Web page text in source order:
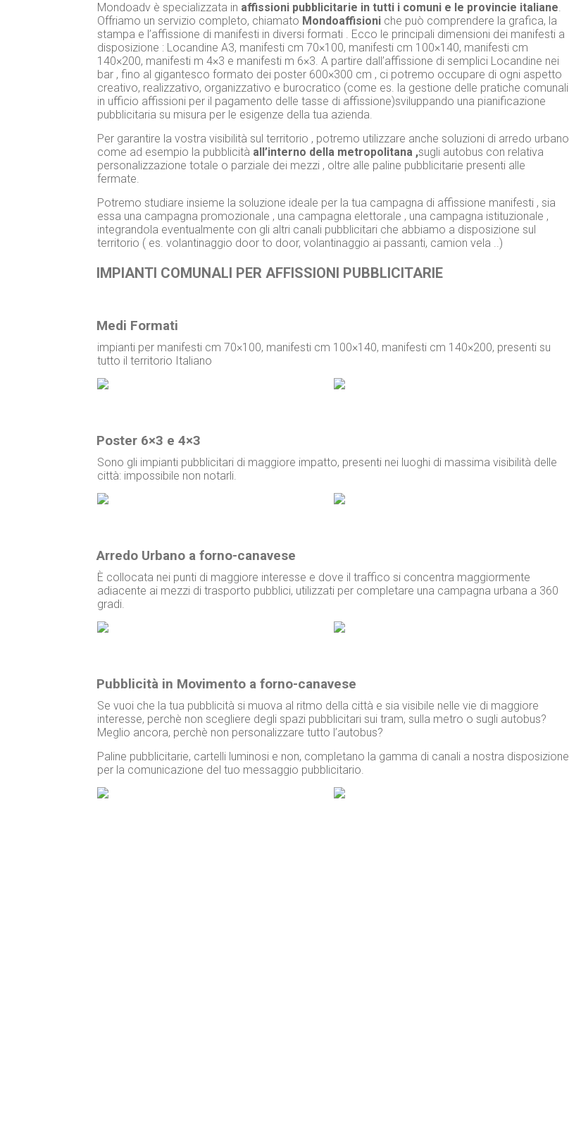
Mondoadv è specializzata in affissioni pubblicitarie in tutti i comuni e le provincie italiane.
Offriamo un servizio completo, chiamato Mondoaffisioni che può comprendere la grafica, la
stampa e l’affissione di manifesti in diversi formati . Ecco le principali dimensioni dei manifesti a
disposizione : Locandine A3, manifesti cm 70×100, manifesti cm 100×140, manifesti cm
140×200, manifesti m 4×3 e manifesti m 6×3. A partire dall’affissione di semplici Locandine nei
bar , fino al gigantesco formato dei poster 600×300 cm , ci potremo occupare di ogni aspetto
creativo, realizzativo, organizzativo e burocratico (come es. la gestione delle pratiche comunali
in ufficio affissioni per il pagamento delle tasse di affissione)sviluppando una pianificazione
pubblicitaria su misura per le esigenze della tua azienda.
Per garantire la vostra visibilità sul territorio , potremo utilizzare anche soluzioni di arredo urbano
come ad esempio la pubblicità all’interno della metropolitana ,sugli autobus con relativa
personalizzazione totale o parziale dei mezzi , oltre alle paline pubblicitarie presenti alle
fermate.
Potremo studiare insieme la soluzione ideale per la tua campagna di affissione manifesti , sia
essa una campagna promozionale , una campagna elettorale , una campagna istituzionale ,
integrandola eventualmente con gli altri canali pubblicitari che abbiamo a disposizione sul
territorio ( es. volantinaggio door to door, volantinaggio ai passanti, camion vela ..)
IMPIANTI COMUNALI PER AFFISSIONI PUBBLICITARIE
Medi Formati
impianti per manifesti cm 70×100, manifesti cm 100×140, manifesti cm 140×200, presenti su
tutto il territorio Italiano
Poster 6×3 e 4×3
Sono gli impianti pubblicitari di maggiore impatto, presenti nei luoghi di massima visibilità delle
città: impossibile non notarli.
Arredo Urbano a forno-canavese
È collocata nei punti di maggiore interesse e dove il traffico si concentra maggiormente
adiacente ai mezzi di trasporto pubblici, utilizzati per completare una campagna urbana a 360
gradi.
Pubblicità in Movimento a forno-canavese
Se vuoi che la tua pubblicità si muova al ritmo della città e sia visibile nelle vie di maggiore
interesse, perchè non scegliere degli spazi pubblicitari sui tram, sulla metro o sugli autobus?
Meglio ancora, perchè non personalizzare tutto l’autobus?
Paline pubblicitarie, cartelli luminosi e non, completano la gamma di canali a nostra disposizione
per la comunicazione del tuo messaggio pubblicitario.